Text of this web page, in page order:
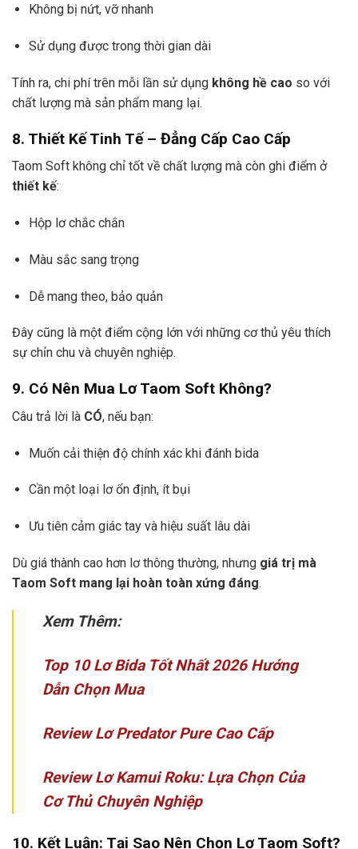
Không bị nứt, vỡ nhanh
Sử dụng được trong thời gian dài
Tính ra, chi phí trên mỗi lần sử dụng không hề cao so với
chất lượng mà sản phẩm mang lại.
8. Thiết Kế Tinh Tế – Đẳng Cấp Cao Cấp
Taom Soft không chỉ tốt về chất lượng mà còn ghi điểm ở
thiết kế:
Hộp lơ chắc chắn
Màu sắc sang trọng
Dễ mang theo, bảo quản
Đây cũng là một điểm cộng lớn với những cơ thủ yêu thích
sự chỉn chu và chuyên nghiệp.
9. Có Nên Mua Lơ Taom Soft Không?
Câu trả lời là CÓ, nếu bạn:
Muốn cải thiện độ chính xác khi đánh bida
Cần một loại lơ ổn định, ít bụi
Ưu tiên cảm giác tay và hiệu suất lâu dài
Dù giá thành cao hơn lơ thông thường, nhưng giá trị mà
Taom Soft mang lại hoàn toàn xứng đáng.
Xem Thêm:
Top 10 Lơ Bida Tốt Nhất 2026 Hướng
Dẫn Chọn Mua
Review Lơ Predator Pure Cao Cấp
Review Lơ Kamui Roku: Lựa Chọn Của
Cơ Thủ Chuyên Nghiệp
10. Kết Luận: Tại Sao Nên Chọn Lơ Taom Soft?